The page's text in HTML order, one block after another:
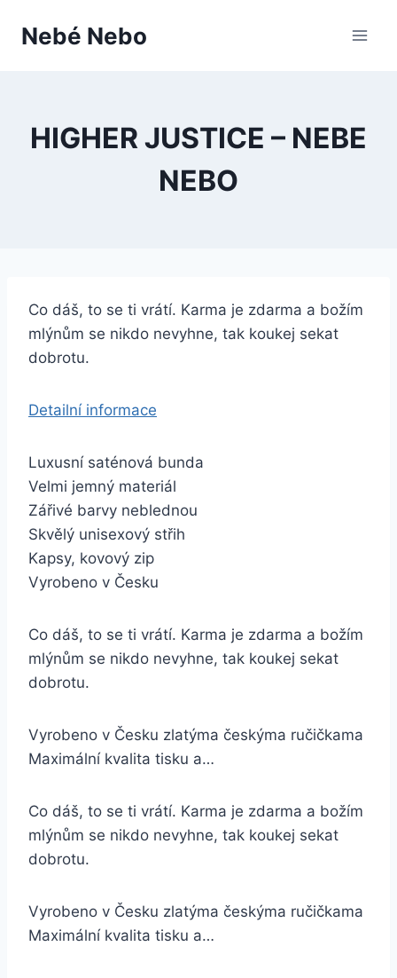
Nebé Nebo
HIGHER JUSTICE – NEBE
NEBO
Co dáš, to se ti vrátí. Karma je zdarma a božím
mlýnům se nikdo nevyhne, tak koukej sekat
dobrotu.
Detailní informace
Luxusní saténová bunda
Velmi jemný materiál
Zářivé barvy neblednou
Skvělý unisexový střih
Kapsy, kovový zip
Vyrobeno v Česku
Co dáš, to se ti vrátí. Karma je zdarma a božím
mlýnům se nikdo nevyhne, tak koukej sekat
dobrotu.
Vyrobeno v Česku zlatýma českýma ručičkama
Maximální kvalita tisku a…
Co dáš, to se ti vrátí. Karma je zdarma a božím
mlýnům se nikdo nevyhne, tak koukej sekat
dobrotu.
Vyrobeno v Česku zlatýma českýma ručičkama
Maximální kvalita tisku a…